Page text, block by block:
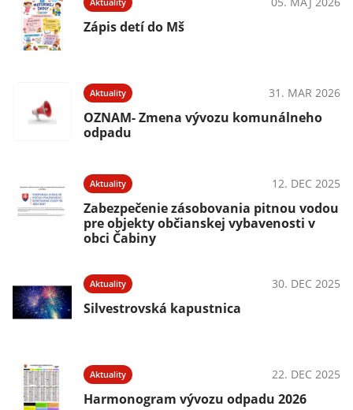
Zápis detí do Mš
Aktuality 31. MAR 2026
OZNAM- Zmena vývozu komunálneho
odpadu
Aktuality 12. DEC 2025
Zabezpečenie zásobovania pitnou vodou
pre objekty občianskej vybavenosti v
obci Čabiny
Aktuality 30. DEC 2025
Silvestrovská kapustnica
Aktuality 22. DEC 2025
Harmonogram vývozu odpadu 2026